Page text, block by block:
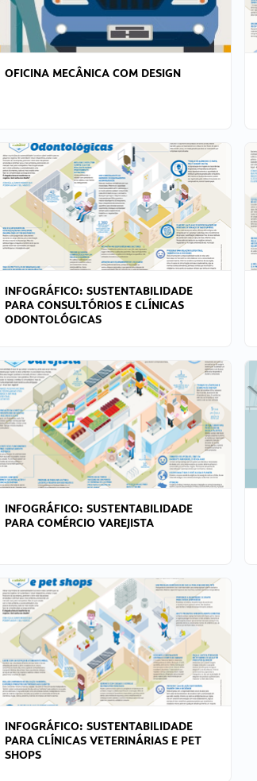
OFICINA MECÂNICA COM DESIGN
INFOGRÁFICO: SUSTENTABILIDADE
PARA CONSULTÓRIOS E CLÍNICAS
ODONTOLÓGICAS
INFOGRÁFICO: SUSTENTABILIDADE
PARA COMÉRCIO VAREJISTA
INFOGRÁFICO: SUSTENTABILIDADE
PARA CLÍNICAS VETERINÁRIAS E PET
SHOPS